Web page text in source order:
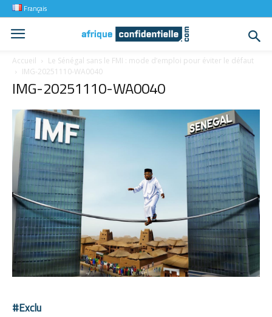
Français
Accueil
Le Sénégal sans le FMI : mode d’emploi pour éviter le défaut
IMG-20251110-WA0040
IMG-20251110-WA0040
#Exclu